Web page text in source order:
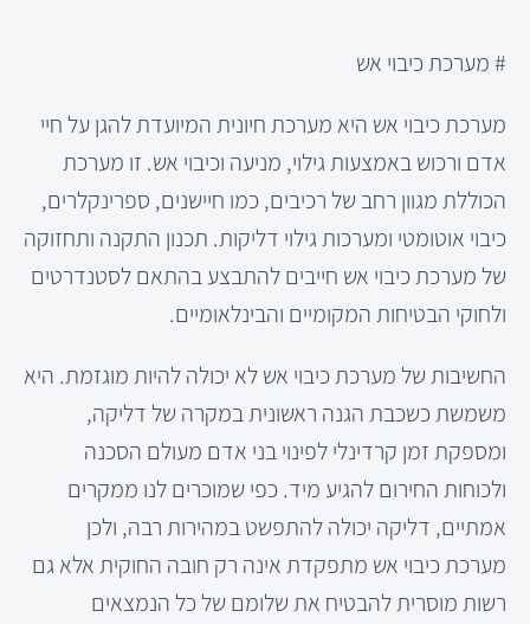
# מערכת כיבוי אש
מערכת כיבוי אש היא מערכת חיונית המיועדת להגן על חיי
אדם ורכוש באמצעות גילוי, מניעה וכיבוי אש. זו מערכת
הכוללת מגוון רחב של רכיבים, כמו חיישנים, ספרינקלרים,
כיבוי אוטומטי ומערכות גילוי דליקות. תכנון התקנה ותחזוקה
של מערכת כיבוי אש חייבים להתבצע בהתאם לסטנדרטים
ולחוקי הבטיחות המקומיים והבינלאומיים.
החשיבות של מערכת כיבוי אש לא יכולה להיות מוגזמת. היא
משמשת כשכבת הגנה ראשונית במקרה של דליקה,
ומספקת זמן קרדינלי לפינוי בני אדם מעולם הסכנה
ולכוחות החירום להגיע מיד. כפי שמוכרים לנו ממקרים
אמתיים, דליקה יכולה להתפשט במהירות רבה, ולכן
מערכת כיבוי אש מתפקדת אינה רק חובה החוקית אלא גם
רשות מוסרית להבטיח את שלומם של כל הנמצאים